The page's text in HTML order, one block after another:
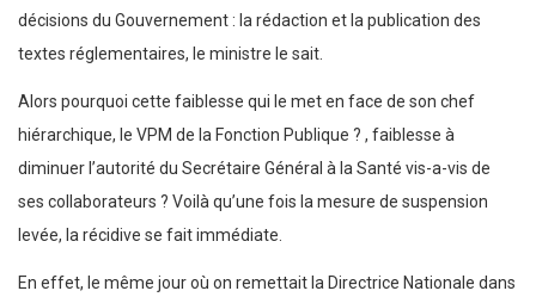
décisions du Gouvernement : la rédaction et la publication des
textes réglementaires, le ministre le sait.
Alors pourquoi cette faiblesse qui le met en face de son chef
hiérarchique, le VPM de la Fonction Publique ? , faiblesse à
diminuer l’autorité du Secrétaire Général à la Santé vis-a-vis de
ses collaborateurs ? Voilà qu’une fois la mesure de suspension
levée, la récidive se fait immédiate.
En effet, le même jour où on remettait la Directrice Nationale dans